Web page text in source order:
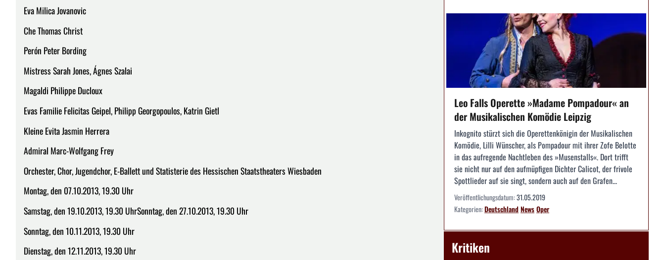
Eva Milica Jovanovic
Che Thomas Christ
Perón Peter Bording
Mistress Sarah Jones, Ágnes Szalai
Magaldi Philippe Ducloux
Evas Familie Felicitas Geipel, Philipp Georgopoulos, Katrin Gietl
Kleine Evita Jasmin Herrera
Admiral Marc-Wolfgang Frey
Orchester, Chor, Jugendchor, E-Ballett und Statisterie des Hessischen Staatstheaters Wiesbaden
Montag, den 07.10.2013, 19.30 Uhr
Samstag, den 19.10.2013, 19.30 UhrSonntag, den 27.10.2013, 19.30 Uhr
Sonntag, den 10.11.2013, 19.30 Uhr
Dienstag, den 12.11.2013, 19.30 Uhr
Leo Falls Operette »Madame Pompadour« an
der Musikalischen Komödie Leipzig
Inkognito stürzt sich die Operettenkönigin der Musikalischen
Komödie, Lilli Wünscher, als Pompadour mit ihrer Zofe Belotte
in das aufregende Nachtleben des »Musenstalls«. Dort trifft
sie nicht nur auf den aufmüpfigen Dichter Calicot, der frivole
Spottlieder auf sie singt, sondern auch auf den Grafen...
Veröffentlichungsdatum:31.05.2019
Kategorien:DeutschlandNewsOper
Kritiken